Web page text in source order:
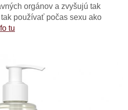
orgánov a zvyšujú tak
používať počas sexu ako
tu